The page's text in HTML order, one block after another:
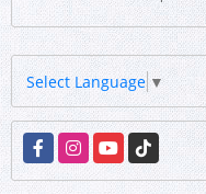
Select Language ▼
FacebookInstagramYouTubeTikTok